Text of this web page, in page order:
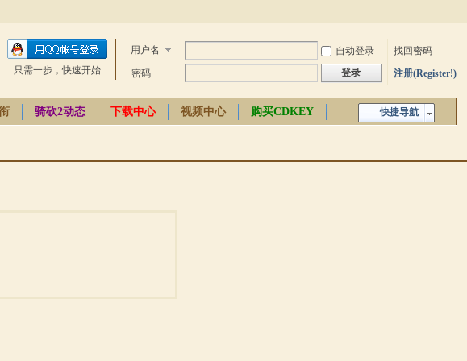
用户名 自动登录
找回密码
密码
登录 注册(Register!)
只需一步，快速开始
快捷导航
骑砍2动态 下载中心 视频中心
购买CDKEY